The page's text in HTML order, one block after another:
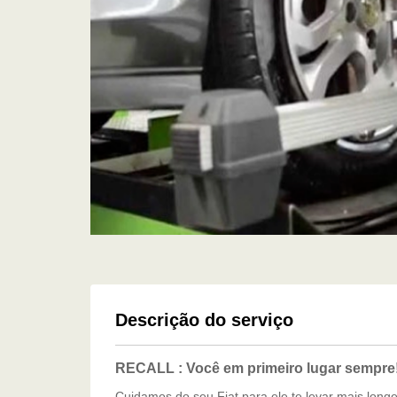
Descrição do serviço
RECALL : Você em primeiro lugar